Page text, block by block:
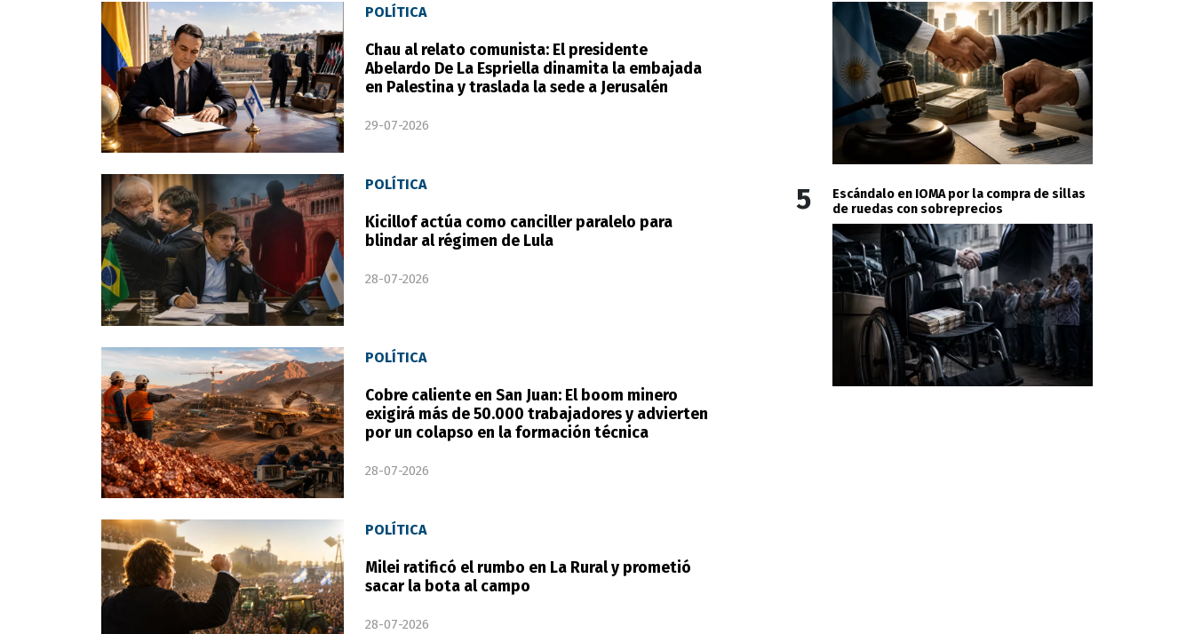
POLÍTICA
Chau al relato comunista: El presidente
Abelardo De La Espriella dinamita la embajada
en Palestina y traslada la sede a Jerusalén
29-07-2026
POLÍTICA
Kicillof actúa como canciller paralelo para
blindar al régimen de Lula
28-07-2026
POLÍTICA
Cobre caliente en San Juan: El boom minero
exigirá más de 50.000 trabajadores y advierten
por un colapso en la formación técnica
28-07-2026
POLÍTICA
Milei ratificó el rumbo en La Rural y prometió
sacar la bota al campo
28-07-2026
5
Escándalo en IOMA por la compra de sillas
de ruedas con sobreprecios